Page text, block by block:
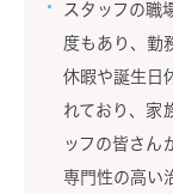
スタッフの職
度もあり、勤
休暇や誕生日
れており、家
ッフの皆さん
専門性の高い